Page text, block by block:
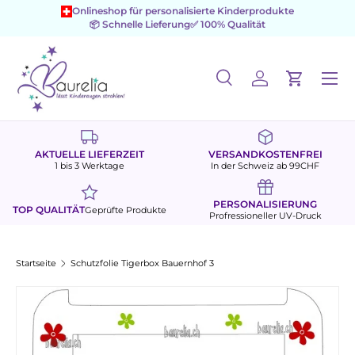
Direkt zum Inhalt
Onlineshop für personalisierte Kinderprodukte
📦 Schnelle Lieferung✅ 100% Qualität
Suchen
SucheEinloggen
Menü
AKTUELLE LIEFERZEIT
1 bis 3 Werktage
VERSANDKOSTENFREI
In der Schweiz ab 99CHF
TOP QUALITÄTGeprüfte Produkte PERSONALISIERUNG
Profressioneller UV-Druck
Startseite Schutzfolie Tigerbox Bauernhof 3